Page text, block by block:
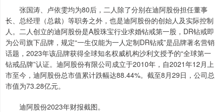
张国涛、卢依雯均为80后，二人除了分别在迪阿股份担任董事
长、总经理（总裁）等职务之外，也是迪阿股份的创始人及实际控制
人。二人创立的迪阿股份是A股珠宝行业求婚钻戒第一股，DR钻戒即
为公司旗下品牌，规定“一生仅能为一人定制DR钻戒”是品牌著名营销
话题，2023年该品牌获得全球知名权威机构沙利文授予的“全球第一
钻戒品牌”认证。迪阿股份有限公司成立于2010年，自2021年12月上
市至今，迪阿股份总市值累计跌幅达88.44%。截至8月29日，公司总
市值为73.28亿元。
迪阿股份2023年财报截图。